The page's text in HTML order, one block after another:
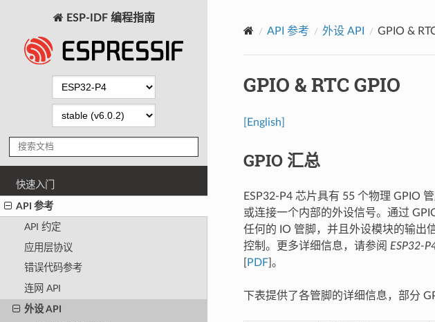
ESP-IDF 编程指南
快速入门
API 参考
API 约定
应用层协议
错误代码参考
连网 API
外设 API
API 参考 外设 API GPIO &
GPIO & RTC GPIO
[English]
GPIO 汇总
ESP32-P4 芯片具有 55 个物理 GPIO
或连接一个内部的外设信号。通过
任何的 IO 管脚，并且外设模块的输出
控制。更多详细信息，请参阅 ESP32-
PDF]。
下表提供了各管脚的详细信息，部分